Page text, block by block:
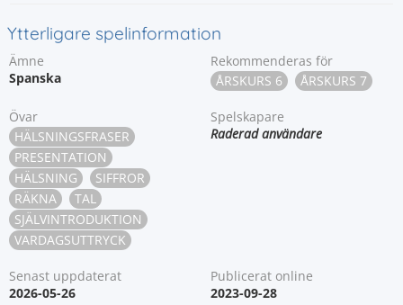
Ytterligare spelinformation
Ämne
Spanska
Rekommenderas för
ÅRSKURS 6
ÅRSKURS 7
Övar
HÄLSNINGSFRASER
PRESENTATION
HÄLSNING
SIFFROR
RÄKNA
TAL
SJÄLVINTRODUKTION
VARDAGSUTTRYCK
Spelskapare
Raderad användare
Senast uppdaterat
2026-05-26
Publicerat online
2023-09-28